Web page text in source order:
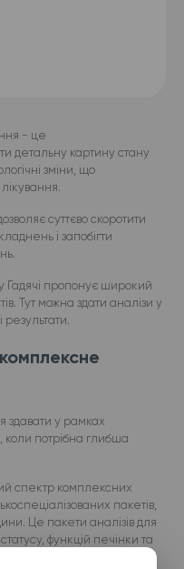
- це
детальну картину стану
зміни, що
суттєво скоротити
і запобігти
Гадячі пропонує широкий
Тут можна здати аналізи у
результати.
здавати у рамках
коли потрібна глибша
спектр комплексних
пакетів,
Це пакети аналізів для
функцій печінки та
здоров’я,